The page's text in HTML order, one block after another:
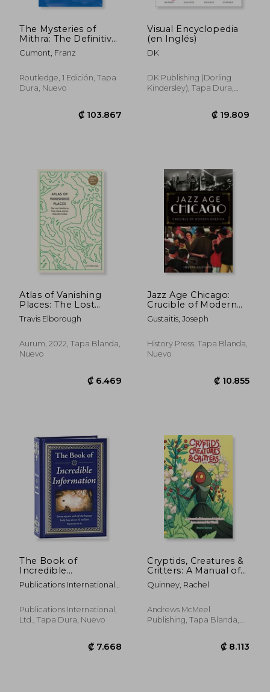
The Mysteries of
Mithra: The Definitive
Account of a Crucial
Historical Moment
Oriental Religion
Swept Over the
Cumont, Franz
Routledge, 1 Edición, Tapa
Dura, Nuevo
Visual Encyclopedia
(en Inglés)
DK
DK Publishing (Dorling
Kindersley), Tapa Dura,
Atlas of Vanishing
Places: The Lost
Worlds as They Were
and as They are Today
Award Winner) (en
Inglés)
Travis Elborough
Aurum, 2022, Tapa Blanda,
Nuevo
Jazz Age Chicago:
Crucible of Modern
America (en Inglés)
Gustaitis, Joseph
History Press, Tapa Blanda,
Nuevo
The Book of
Incredible
Information (en
Inglés)
Publications International
Publications International,
Ltd., Tapa Dura, Nuevo
Cryptids, Creatures &
Critters: A Manual of
Monsters & Mythos
from Around the
Quinney, Rachel
Andrews McMeel
Publishing, Tapa Blanda,